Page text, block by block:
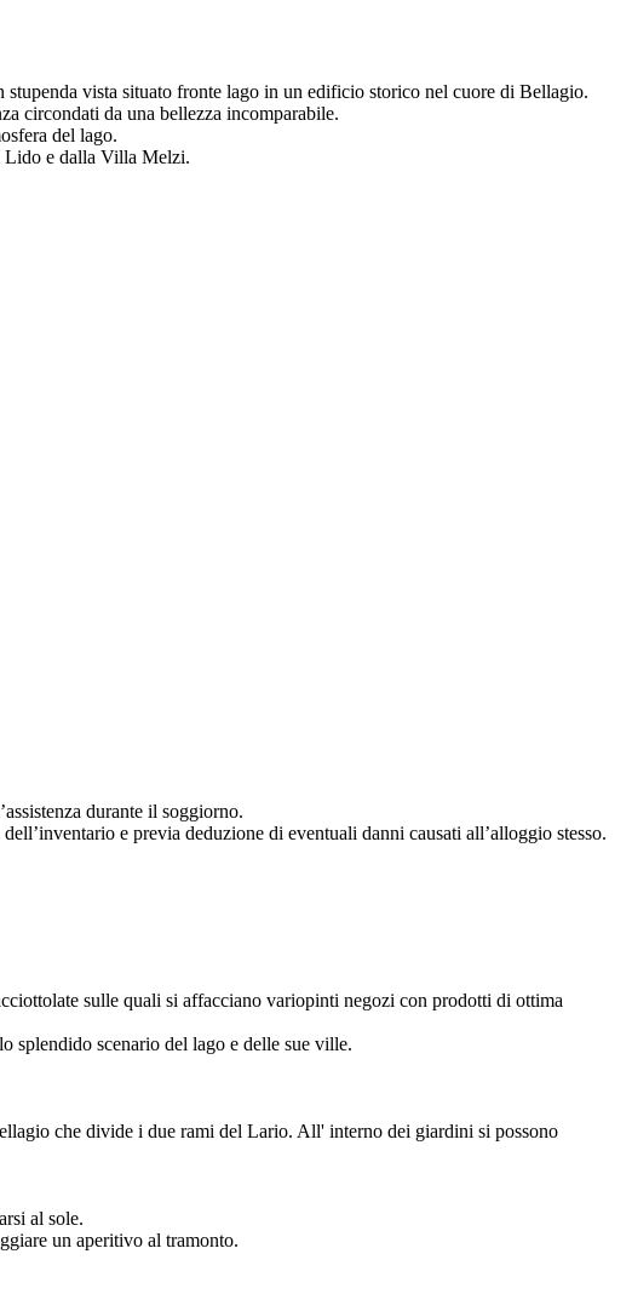
vista situato fronte lago in un edificio storico nel cuore di Bellagio.
circondati da una bellezza incomparabile.
del lago.
Lido e dalla Villa Melzi.
durante il soggiorno.
e previa deduzione di eventuali danni causati all’alloggio stesso.
sulle quali si affacciano variopinti negozi con prodotti di ottima
splendido scenario del lago e delle sue ville.
che divide i due rami del Lario. All' interno dei giardini si possono
al sole.
un aperitivo al tramonto.